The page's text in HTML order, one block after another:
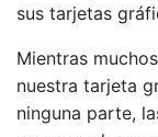
sus tarjetas
Mientras
nuestra tarjeta
ninguna parte,